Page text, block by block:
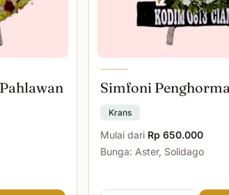
Simfoni
Krans
Mulai dari Rp 650.000
Bunga: Aster, Solidago